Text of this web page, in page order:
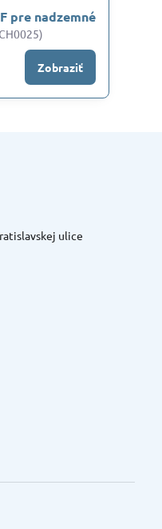
pre nadzemné
Zobraziť
ulice